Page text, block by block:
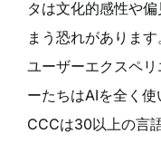
タは文化的感性や
まう恐れがありま
ユーザーエクスペ
ーたちはAIを全く使
CCCは30以上の言